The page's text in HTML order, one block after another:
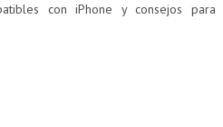
con iPhone y consejos para